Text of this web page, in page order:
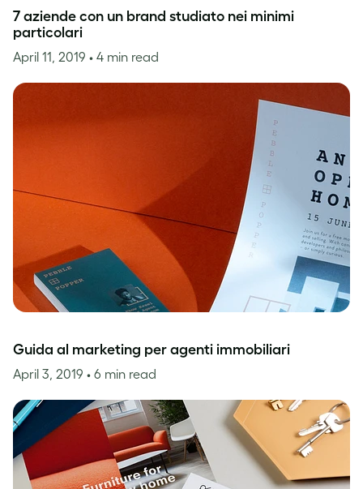
7 aziende con un brand studiato nei minimi
particolari
April 11, 2019 • 4 min read
Guida al marketing per agenti immobiliari
April 3, 2019 • 6 min read